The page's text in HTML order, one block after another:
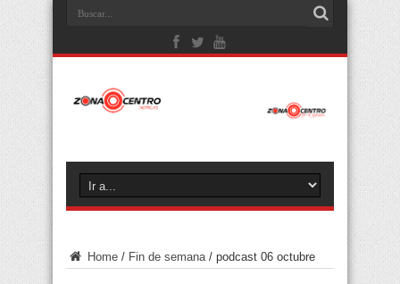
Home / Fin de semana / podcast 06 octubre